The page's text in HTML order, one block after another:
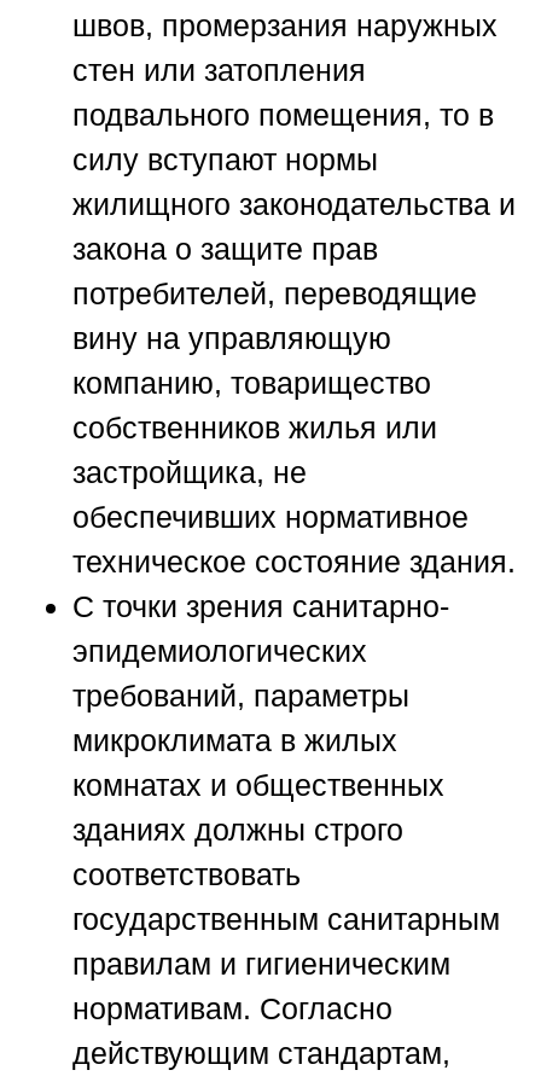
швов, промерзания наружных
стен или затопления
подвального помещения, то в
силу вступают нормы
жилищного законодательства и
закона о защите прав
потребителей, переводящие
вину на управляющую
компанию, товарищество
собственников жилья или
застройщика, не
обеспечивших нормативное
техническое состояние здания.
С точки зрения санитарно-
эпидемиологических
требований, параметры
микроклимата в жилых
комнатах и общественных
зданиях должны строго
соответствовать
государственным санитарным
правилам и гигиеническим
нормативам. Согласно
действующим стандартам,